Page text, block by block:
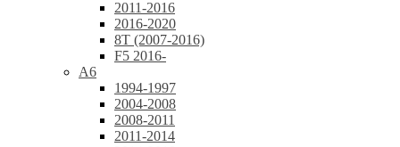
2011-2016
2016-2020
8T (2007-2016)
F5 2016-
A6
1994-1997
2004-2008
2008-2011
2011-2014